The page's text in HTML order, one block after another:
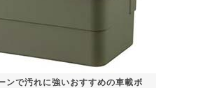
ンで汚れに強いおすすめの車載ボ